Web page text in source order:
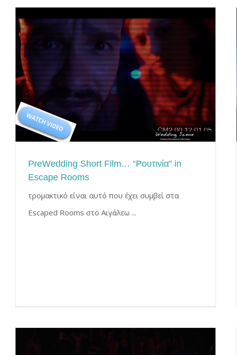
PreWedding Short Film… “Ρουτινία” in
Escape Rooms
τρομακτικό είναι αυτό που έχει συμβεί στα
Escaped Rooms στο Αιγάλεω ...